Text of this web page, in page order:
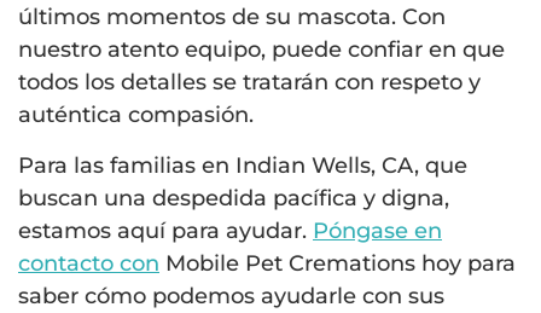
últimos momentos de su mascota. Con
nuestro atento equipo, puede confiar en que
todos los detalles se tratarán con respeto y
auténtica compasión.
Para las familias en Indian Wells, CA, que
buscan una despedida pacífica y digna,
estamos aquí para ayudar. Póngase en
contacto con Mobile Pet Cremations hoy para
saber cómo podemos ayudarle con sus